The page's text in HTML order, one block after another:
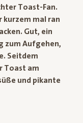
Toast-Fan.
kurzem mal ran
Gut, ein
zum Aufgehen,
Seitdem
Toast am
und pikante